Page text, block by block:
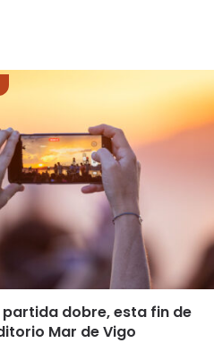
partida dobre, esta fin de
Mar de Vigo